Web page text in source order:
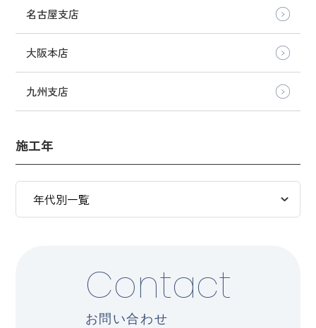
名古屋支店
大阪本店
九州支店
施工年
Contact
お問い合わせ